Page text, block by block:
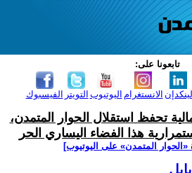
تابعونا على:
الفيسبوك التويتر اليوتيوب الانستغرام لينكدإن
تحفظ استقلال الحوار المتمدن،
هذا الفضاء اليساري الحر
المتمدن» على اليوتيوب]